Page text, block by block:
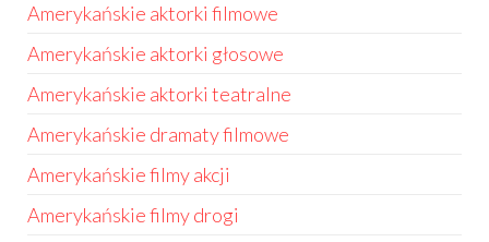
Amerykańskie aktorki filmowe
Amerykańskie aktorki głosowe
Amerykańskie aktorki teatralne
Amerykańskie dramaty filmowe
Amerykańskie filmy akcji
Amerykańskie filmy drogi